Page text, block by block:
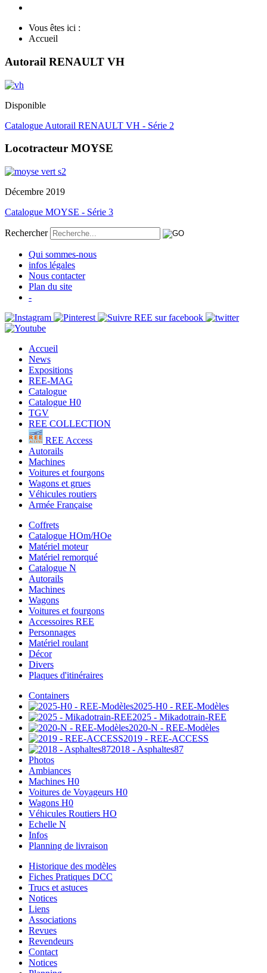
Vous êtes ici :
Accueil
Autorail RENAULT VH
Disponible
Catalogue Autorail RENAULT VH - Série 2
Locotracteur MOYSE
Décembre 2019
Catalogue MOYSE - Série 3
Rechercher
Qui sommes-nous
infos légales
Nous contacter
Plan du site
-
Accueil
News
Expositions
REE-MAG
Catalogue
Catalogue H0
TGV
REE COLLECTION
REE Access
Autorails
Machines
Voitures et fourgons
Wagons et grues
Véhicules routiers
Armée Française
Coffrets
Catalogue HOm/HOe
Matériel moteur
Matériel remorqué
Catalogue N
Autorails
Machines
Wagons
Voitures et fourgons
Accessoires REE
Personnages
Matériel roulant
Décor
Divers
Plaques d'itinéraires
Containers
2025-H0 - REE-Modèles
2025 - Mikadotrain-REE
2020-N - REE-Modèles
2019 - REE-ACCESS
2018 - Asphaltes87
Photos
Ambiances
Machines H0
Voitures de Voyageurs H0
Wagons H0
Véhicules Routiers HO
Echelle N
Infos
Planning de livraison
Historique des modèles
Fiches Pratiques DCC
Trucs et astuces
Notices
Liens
Associations
Revues
Revendeurs
Contact
Notices